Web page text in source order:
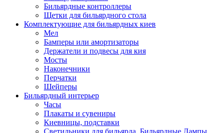
Бильярдные контроллеры
Щетки для бильярдного стола
Комплектующие для бильярдных киев
Мел
Бамперы или амортизаторы
Держатели и подвесы для кия
Мосты
Наконечники
Перчатки
Шейперы
Бильярдный интерьер
Часы
Плакаты и сувениры
Киевницы, подставки
Светильники для бильярда. Бильярдные Лампы